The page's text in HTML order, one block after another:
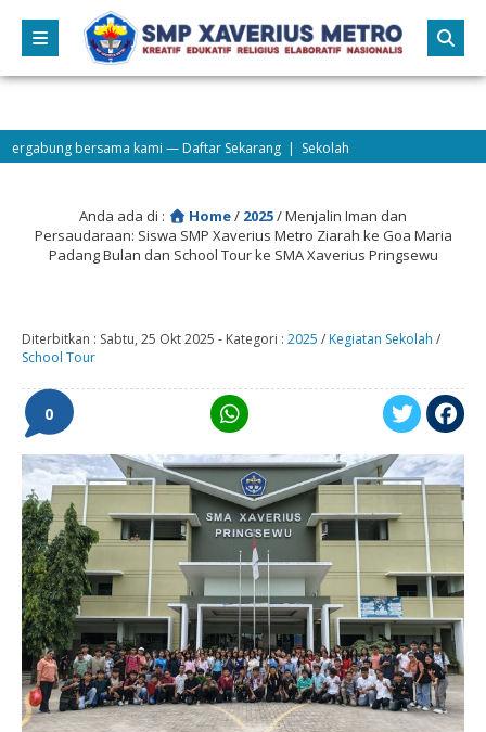
kami — Daftar Sekarang | Sekolah
Anda ada di : Home/ 2025/Menjalin Iman dan
Persaudaraan: Siswa SMP Xaverius Metro Ziarah ke Goa Maria
Padang Bulan dan School Tour ke SMA Xaverius Pringsewu
Diterbitkan : Sabtu, 25 Okt 2025 - Kategori : 2025 / Kegiatan Sekolah /
School Tour
0